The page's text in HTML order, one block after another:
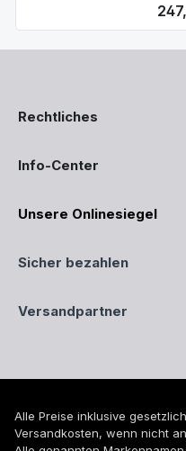
Rechtliches
Info-Center
Unsere Onlinesiegel
Sicher bezahlen
Versandpartner
Alle Preise inklusive
Versandkosten, wenn nicht